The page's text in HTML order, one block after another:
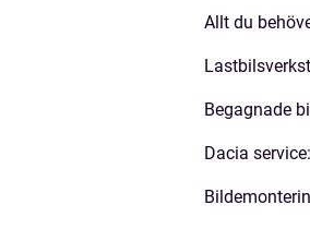
Allt du
Begagnade
Dacia